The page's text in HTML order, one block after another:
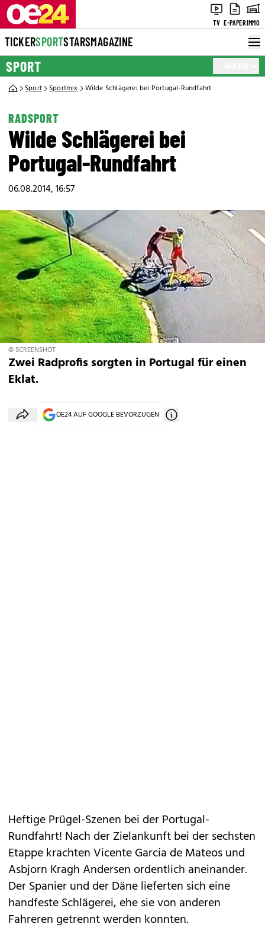
TV E-PAPERIMMO
TICKERSPORTSTARSMAGAZINE
SPORT
Sport Sportmix Wilde Schlägerei bei Portugal-Rundfahrt
RADSPORT
Wilde Schlägerei bei
Portugal-Rundfahrt
06.08.2014, 16:57
© SCREENSHOT
Zwei Radprofis sorgten in Portugal für einen
Eklat.
OE24 AUF GOOGLE BEVORZUGEN
Heftige Prügel-Szenen bei der Portugal-
Rundfahrt! Nach der Zielankunft bei der sechsten
Etappe krachten Vicente Garcia de Mateos und
Asbjorn Kragh Andersen ordentlich aneinander.
Der Spanier und der Däne lieferten sich eine
handfeste Schlägerei, ehe sie von anderen
Fahreren getrennt werden konnten.